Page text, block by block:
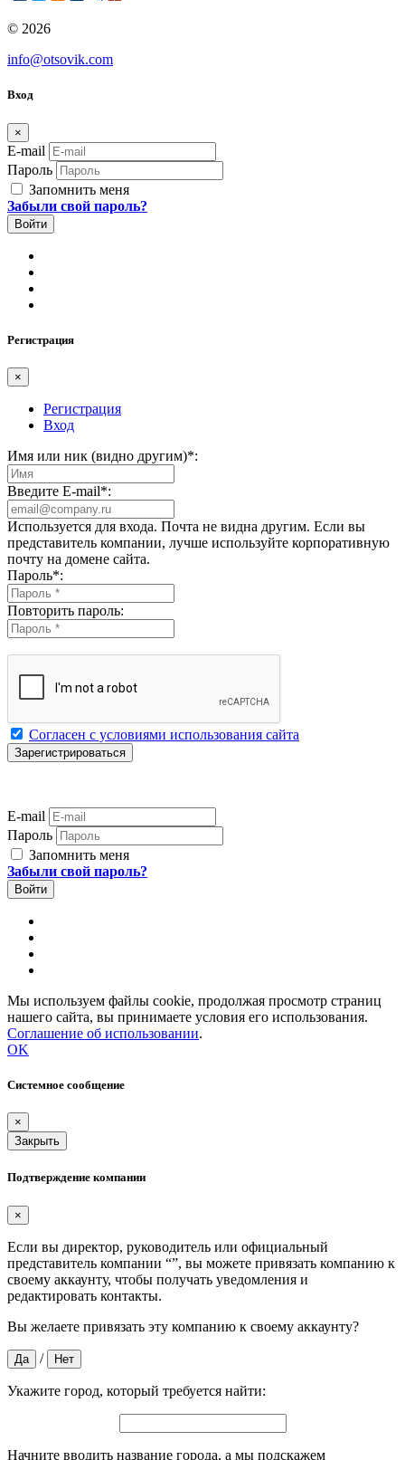
© 2026
info@otsovik.com
Вход
×
E-mail
Пароль
Запомнить меня
Забыли свой пароль?
Регистрация
×
Регистрация
Вход
Имя или ник (видно другим)*:
Введите E-mail*:
Используется для входа. Почта не видна другим. Если вы
представитель компании, лучше используйте корпоративную
почту на домене сайта.
Пароль*:
Повторить пароль:
Согласен с условиями использования сайта
E-mail
Пароль
Запомнить меня
Забыли свой пароль?
Мы используем файлы cookie, продолжая просмотр страниц
нашего сайта, вы принимаете условия его использования.
Соглашение об использовании.
OK
Системное сообщение
×
Закрыть
Подтверждение компании
×
Если вы директор, руководитель или официальный
представитель компании “”, вы можете привязать компанию к
своему аккаунту, чтобы получать уведомления и
редактировать контакты.
Вы желаете привязать эту компанию к своему аккаунту?
Да / Нет
Укажите город, который требуется найти:
Начните вводить название города, а мы подскажем